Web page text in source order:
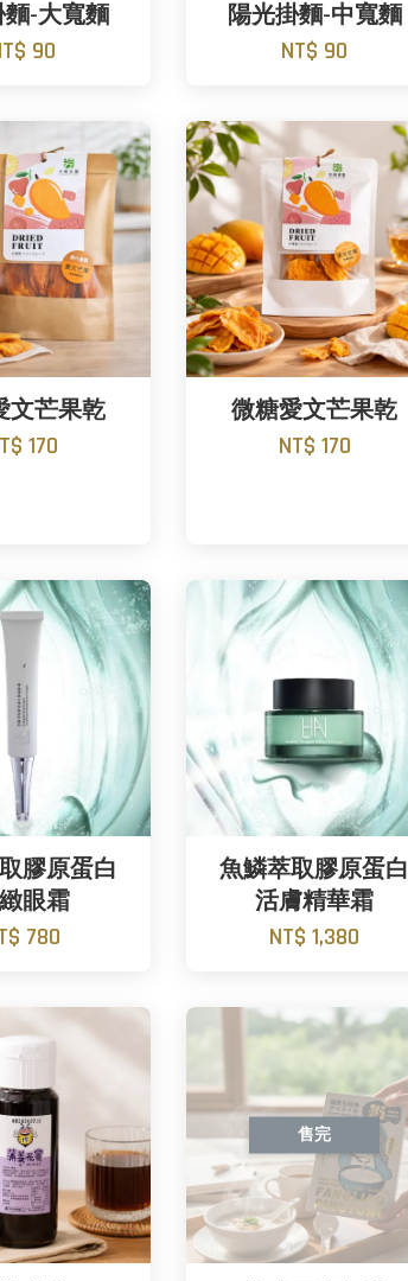
-大寬麵
90
陽光掛麵-中寬麵
NT$ 90
文芒果乾
170
微糖愛文芒果乾
NT$ 170
膠原蛋白
眼霜
780
魚鱗萃取膠原蛋白
活膚精華霜
NT$ 1,380
售完